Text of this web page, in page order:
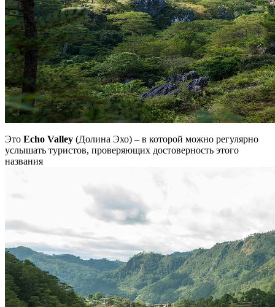
Это Echo Valley (Долина Эхо) – в которой можно регулярно
услышать туристов, проверяющих достоверность этого
названия